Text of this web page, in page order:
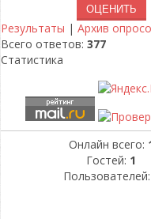
Результаты | Архив
Всего ответов: 377
Статистика
Онлайн всего:
Гостей: 1
Пользователей: